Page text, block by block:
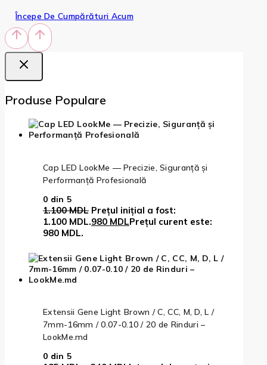
Începe De Cumpărături Acum
Produse Populare
Cap LED LookMe — Precizie, Siguranță și
Performanță Profesională
0 din 5
1.100MDL Prețul inițial a fost:
1.100 MDL.980 MDLPrețul curent este:
980 MDL.
Extensii Gene Light Brown / C, CC, M, D, L /
7mm-16mm / 0.07-0.10 / 20 de Rinduri –
LookMe.md
0 din 5